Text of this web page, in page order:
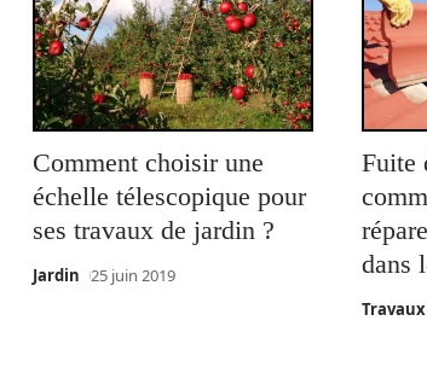
Comment choisir une
échelle télescopique pour
ses travaux de jardin ?
Jardin 25 juin 2019
Fuite
dans
Travaux